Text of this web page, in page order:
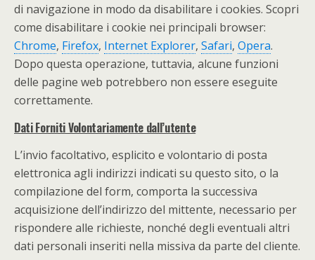
di navigazione in modo da disabilitare i cookies. Scopri
come disabilitare i cookie nei principali browser:
Chrome, Firefox, Internet Explorer, Safari, Opera.
Dopo questa operazione, tuttavia, alcune funzioni
delle pagine web potrebbero non essere eseguite
correttamente.
Dati Forniti Volontariamente dall’utente
L’invio facoltativo, esplicito e volontario di posta
elettronica agli indirizzi indicati su questo sito, o la
compilazione del form, comporta la successiva
acquisizione dell’indirizzo del mittente, necessario per
rispondere alle richieste, nonché degli eventuali altri
dati personali inseriti nella missiva da parte del cliente.